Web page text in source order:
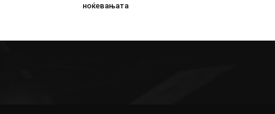
ноќевањата